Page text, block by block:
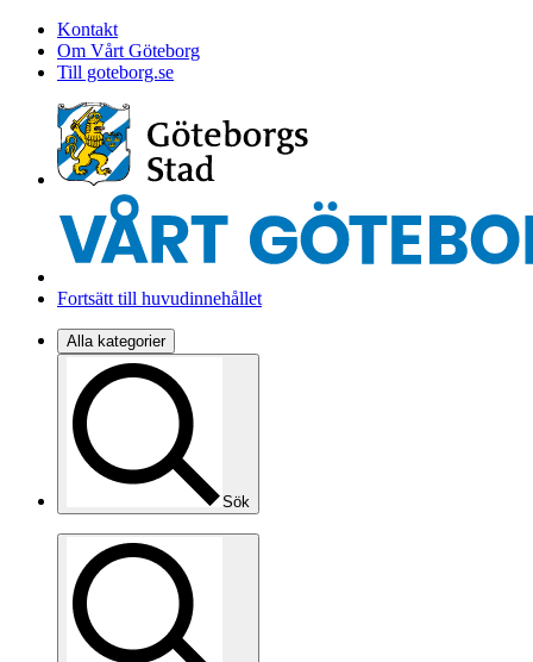
Kontakt
Om Vårt Göteborg
Till goteborg.se
Fortsätt till huvudinnehållet
Alla kategorier
Sök